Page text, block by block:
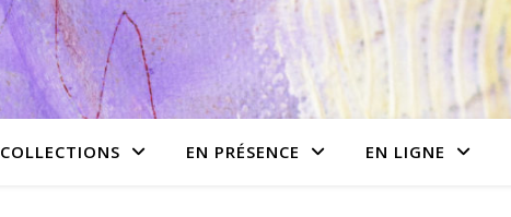
COLLECTIONS EN PRÉSENCE EN LIGNE